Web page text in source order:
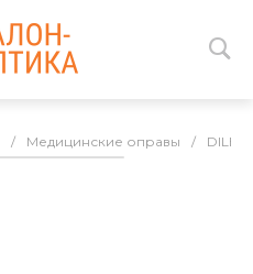
/ Медицинские оправы / DILEM